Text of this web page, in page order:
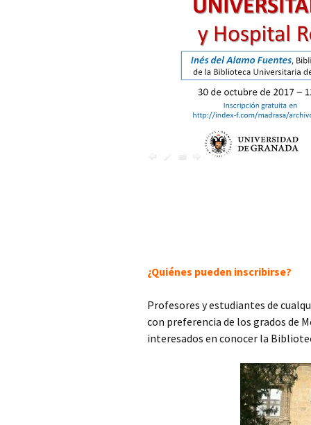
Violencia de género ¿un
Espiritualidad, una
dimensión esencial en el
cuidado de la salud
Cajal universitario: la
científico y ético
los hábitos saludables
Usos tradicionales de las
plantas: etnobotánica en
España
prevención y tratamiento
La vivienda saludable en
Visita
de la
Visita
Botánico
Visita
Granada
(virtual)
Ciencia,
Granada
¿Quiénes pueden inscribirse?
Profesores y estudiantes de
con preferencia de los grados de
interesados en conocer la